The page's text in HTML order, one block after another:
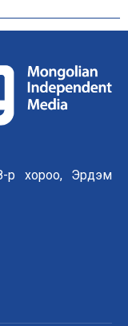
8-р хороо, Эрдэм